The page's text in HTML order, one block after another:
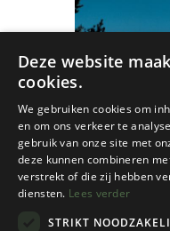
Deze website
cookies.
We gebruiken cookies om
en om ons verkeer te
gebruik van onze site met
deze kunnen combineren
verstrekt of die zij hebben
diensten. Lees verder
STRIKT